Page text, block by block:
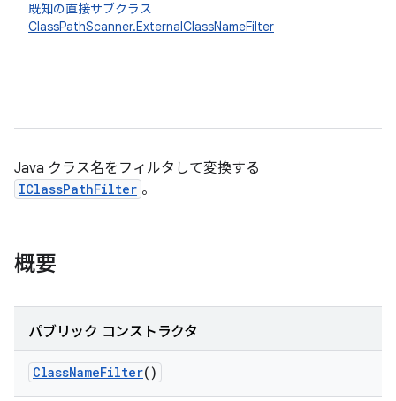
既知の直接サブクラス
ClassPathScanner.ExternalClassNameFilter
Java クラス名をフィルタして変換する
IClassPathFilter 。
概要
パブリック コンストラクタ
ClassNameFilter()